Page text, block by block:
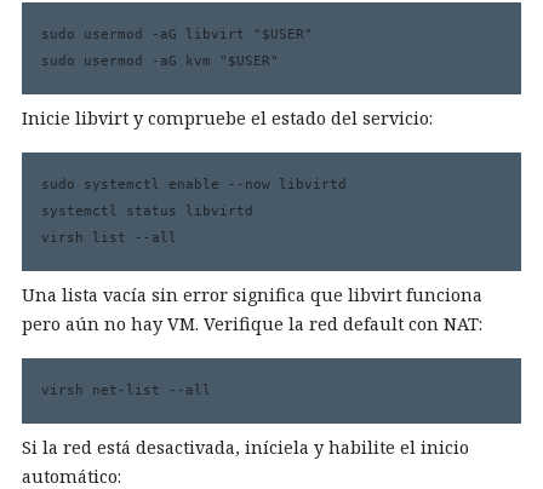
sudo usermod -aG libvirt "$USER"
sudo usermod -aG kvm "$USER"
Inicie libvirt y compruebe el estado del servicio:
sudo systemctl enable --now libvirtd
systemctl status libvirtd
virsh list --all
Una lista vacía sin error significa que libvirt funciona
pero aún no hay VM. Verifique la red default con NAT:
virsh net-list --all
Si la red está desactivada, iníciela y habilite el inicio
automático: